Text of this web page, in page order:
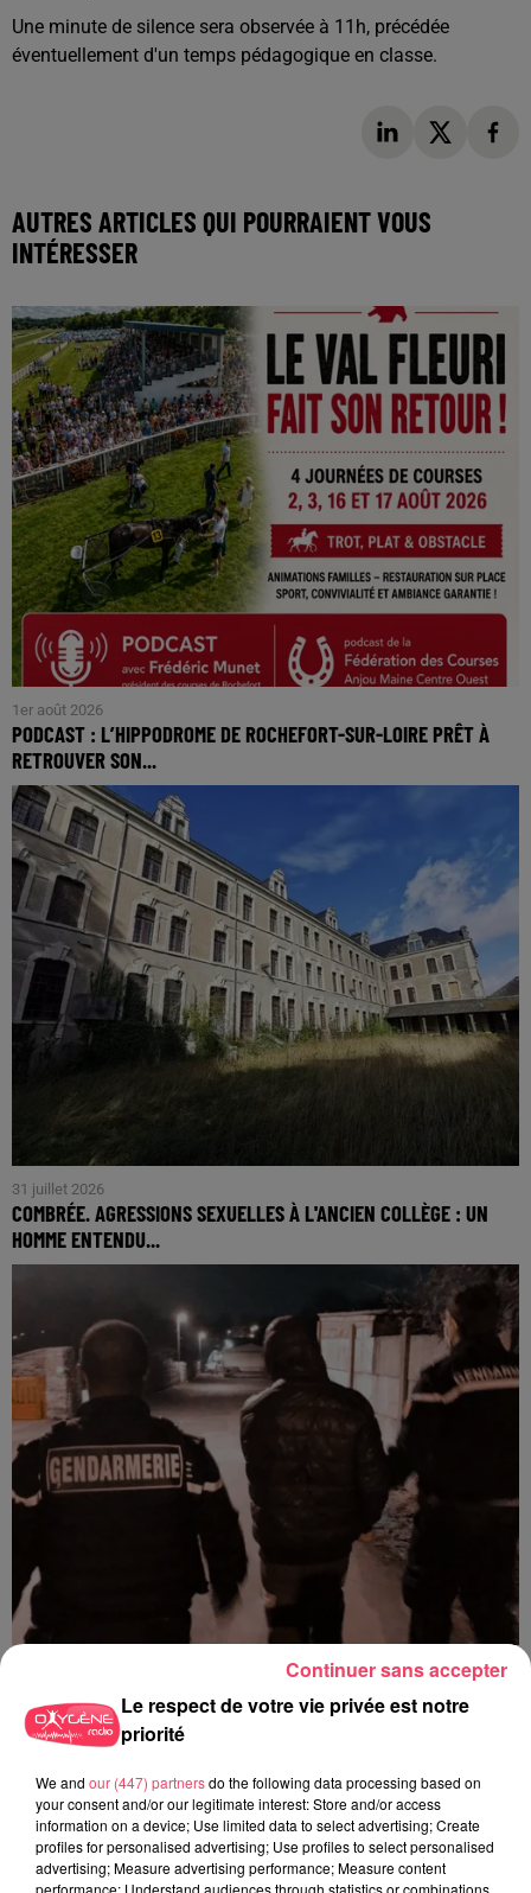
Une minute de silence sera observée à 11h, précédée
éventuellement d'un temps pédagogique en classe.
AUTRES ARTICLES QUI POURRAIENT VOUS
INTÉRESSER
1er août 2026
PODCAST : L’HIPPODROME DE ROCHEFORT-SUR-LOIRE PRÊT À
RETROUVER SON...
31 juillet 2026
COMBRÉE. AGRESSIONS SEXUELLES À L'ANCIEN COLLÈGE : UN
HOMME ENTENDU...
SEGRÉ. ATTAQUE À L'ARME BLANCHE : L'AGRESSEUR INTERPELLÉ,
LE...
Le respect de votre vie privée est notre
priorité
We and our (447) partnersdo the following data processing based on
your consent and/or our legitimate interest: Store and/or access
information on a device; Use limited data to select advertising; Create
profiles for personalised advertising; Use profiles to select personalised
advertising; Measure advertising performance; Measure content
performance; Understand audiences through statistics or combinations
Continuer sans accepter